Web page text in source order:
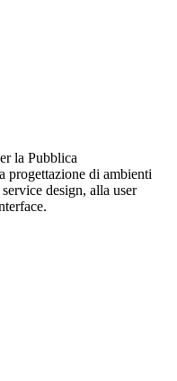
la Pubblica
progettazione di ambienti
design, alla user